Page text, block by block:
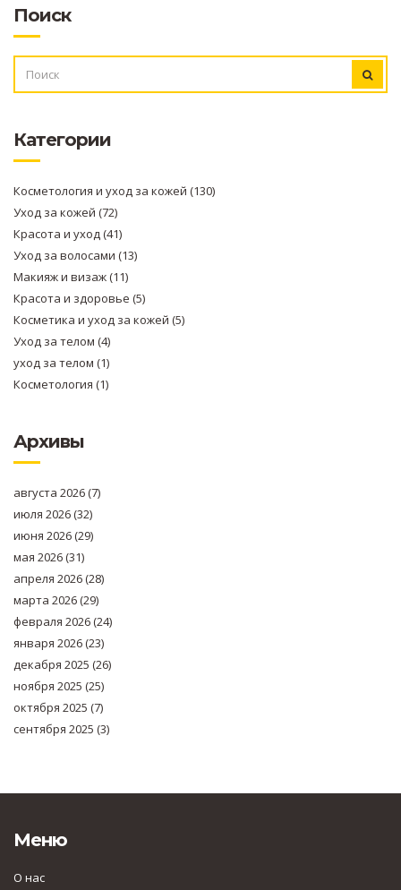
Поиск
Категории
Косметология и уход за кожей (130)
Уход за кожей (72)
Красота и уход(41)
Уход за волосами (13)
Макияж и визаж(11)
Красота и здоровье (5)
Косметика и уход за кожей (5)
Уход за телом (4)
уход за телом (1)
Косметология (1)
Архивы
августа 2026(7)
июля 2026(32)
июня 2026(29)
мая 2026(31)
апреля 2026(28)
марта 2026(29)
февраля 2026(24)
января 2026(23)
декабря 2025 (26)
ноября 2025 (25)
октября 2025 (7)
сентября 2025 (3)
Меню
О нас